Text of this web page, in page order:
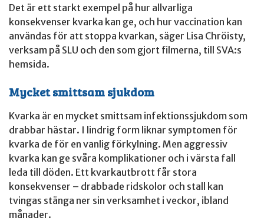
Det är ett starkt exempel på hur allvarliga
konsekvenser kvarka kan ge, och hur vaccination kan
användas för att stoppa kvarkan, säger Lisa Chröisty,
verksam på SLU och den som gjort filmerna, till SVA:s
hemsida.
Mycket smittsam sjukdom
Kvarka är en mycket smittsam infektionssjukdom som
drabbar hästar. I lindrig form liknar symptomen för
kvarka de för en vanlig förkylning. Men aggressiv
kvarka kan ge svåra komplikationer och i värsta fall
leda till döden. Ett kvarkautbrott får stora
konsekvenser – drabbade ridskolor och stall kan
tvingas stänga ner sin verksamhet i veckor, ibland
månader.